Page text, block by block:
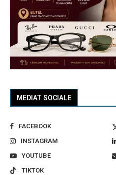
MEDIAT SOCIALE
FACEBOOK
INSTAGRAM
YOUTUBE
TIKTOK